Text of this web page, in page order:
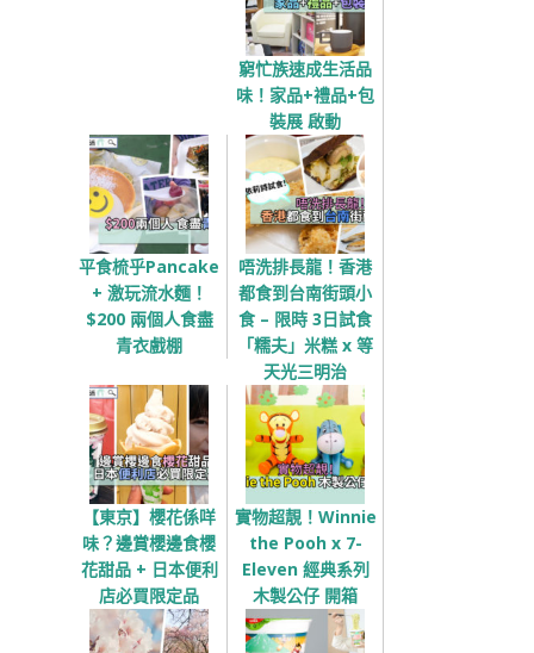
窮忙族速成生活品
味！家品+禮品+包
裝展 啟動
平食梳乎Pancake
+ 激玩流水麵！
$200 兩個人食盡
青衣戲棚
唔洗排長龍！香港
都食到台南街頭小
食 – 限時 3日試食
「糯夫」米糕 x 等
天光三明治
【東京】櫻花係咩
味？邊賞櫻邊食櫻
花甜品 + 日本便利
店必買限定品
實物超靚！Winnie
the Pooh x 7-
Eleven 經典系列
木製公仔 開箱